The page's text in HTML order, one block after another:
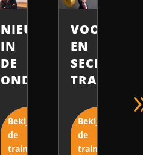
NIEUW
IN
DE
Bekijk
de
training
EN
TRAINING
Bekijk
de
training